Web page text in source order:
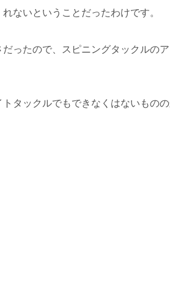
ないということだったわけです。
ったので、スピニングタックルの
タックルでもできなくはないもの